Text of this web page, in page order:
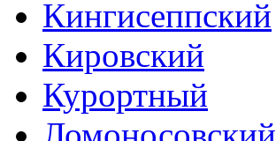
Кингисеппский
Кировский
Курортный